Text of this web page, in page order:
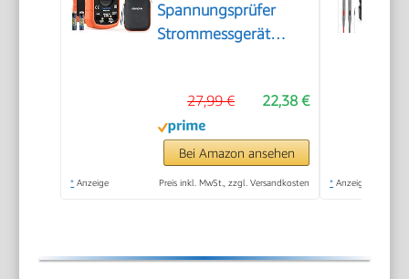
Spannungsprüfer
Strommessgerät
Count-LCD-Anzeige
Hintergrundlicht
22,38 €
27,99 €
Bei Amazon ansehen
* Anzeige Preis inkl. MwSt., zzgl. Versandkosten * Anzeige